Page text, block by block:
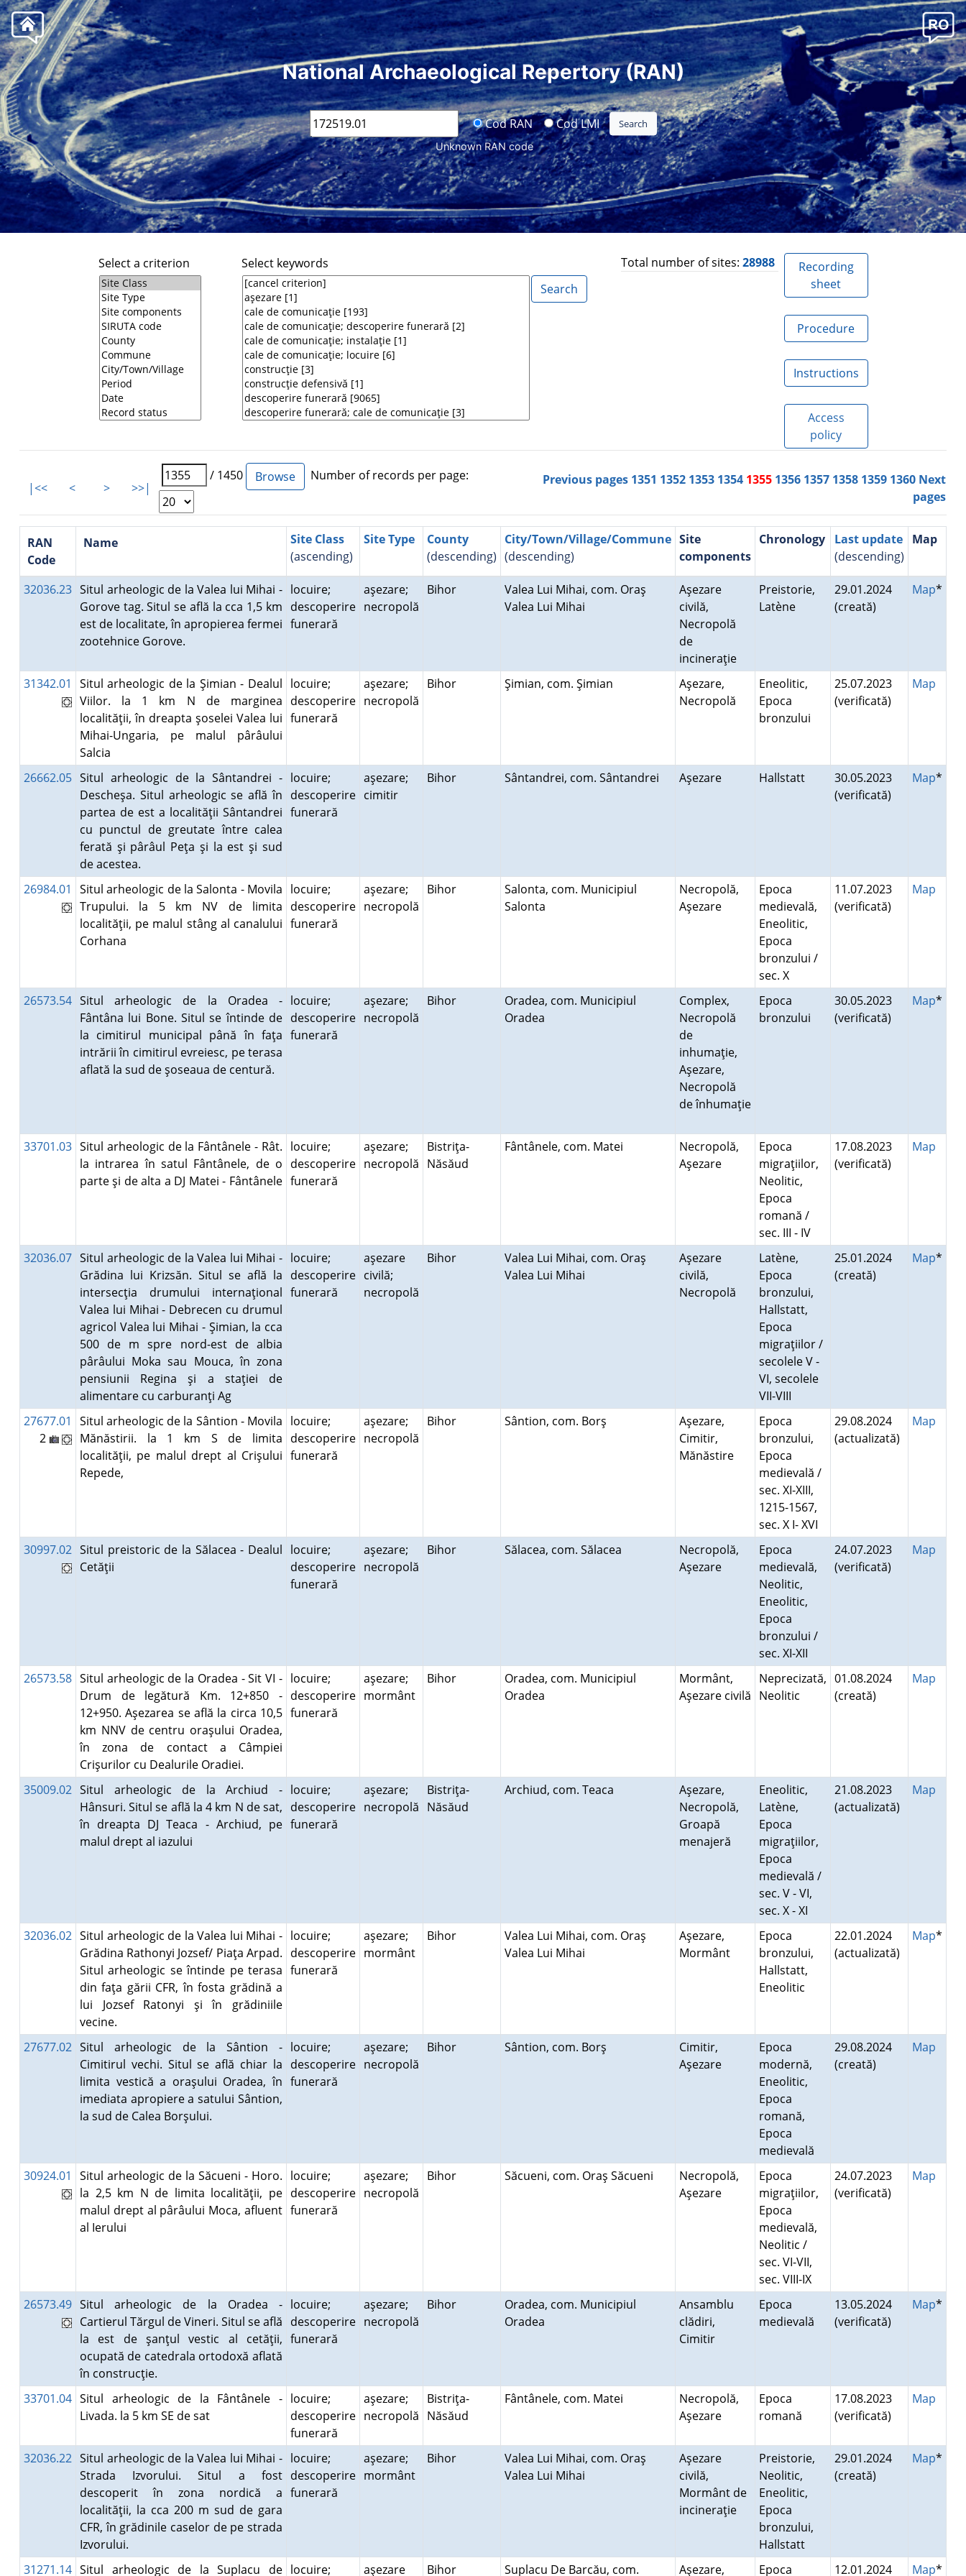
National Archaeological Repertory (RAN)
Cod RAN Cod LMI
Unknown RAN code
Select a criterion Select keywords Total number of sites: 28988
Recording
sheet
Procedure
Instructions
Access
policy
|<< < > >>|
/ 1450 Number of records per page: Previous pages 1351 1352 1353 1354 1355 1356 1357 1358 1359 1360 Next
pages
RAN
Code
Name
Site Class
(ascending)
Site Type
County
(descending)
City/Town/Village/Commune
(descending)
Site
components
Chronology
Last update
(descending)
Map
32036.23 Situl arheologic de la Valea lui Mihai -
Gorove tag. Situl se află la cca 1,5 km
est de localitate, în apropierea fermei
zootehnice Gorove.
locuire;
descoperire
funerară
aşezare;
necropolă
Bihor
Valea Lui Mihai, com. Oraş
Valea Lui Mihai
Aşezare
civilă,
Necropolă
de
incineraţie
Preistorie,
Latène
29.01.2024
(creată)
Map*
31342.01
Situl arheologic de la Şimian - Dealul
Viilor. la 1 km N de marginea
localităţii, în dreapta şoselei Valea lui
Mihai-Ungaria, pe malul pârâului
Salcia
locuire;
descoperire
funerară
aşezare;
necropolă
Bihor Şimian, com. Şimian
Aşezare,
Necropolă
Eneolitic,
Epoca
bronzului
25.07.2023
(verificată)
Map
26662.05 Situl arheologic de la Sântandrei -
Descheşa. Situl arheologic se află în
partea de est a localităţii Sântandrei
cu punctul de greutate între calea
ferată şi pârâul Peţa şi la est şi sud
de acestea.
locuire;
descoperire
funerară
aşezare;
cimitir
Bihor Sântandrei, com. Sântandrei Aşezare Hallstatt
30.05.2023
(verificată)
Map*
26984.01
Situl arheologic de la Salonta - Movila
Trupului. la 5 km NV de limita
localităţii, pe malul stâng al canalului
Corhana
locuire;
descoperire
funerară
aşezare;
necropolă
Bihor
Salonta, com. Municipiul
Salonta
Necropolă,
Aşezare
Epoca
medievală,
Eneolitic,
Epoca
bronzului /
sec. X
11.07.2023
(verificată)
Map
26573.54 Situl arheologic de la Oradea -
Fântâna lui Bone. Situl se întinde de
la cimitirul municipal până în faţa
intrării în cimitirul evreiesc, pe terasa
aflată la sud de şoseaua de centură.
locuire;
descoperire
funerară
aşezare;
necropolă
Bihor
Oradea, com. Municipiul
Oradea
Complex,
Necropolă
de
inhumaţie,
Aşezare,
Necropolă
de înhumaţie
Epoca
bronzului
30.05.2023
(verificată)
Map*
33701.03 Situl arheologic de la Fântânele - Rât.
la intrarea în satul Fântânele, de o
parte şi de alta a DJ Matei - Fântânele
locuire;
descoperire
funerară
aşezare;
necropolă
Bistriţa-
Năsăud
Fântânele, com. Matei
Necropolă,
Aşezare
Epoca
migraţiilor,
Neolitic,
Epoca
romană /
sec. III - IV
17.08.2023
(verificată)
Map
32036.07 Situl arheologic de la Valea lui Mihai -
Grădina lui Krizsăn. Situl se află la
intersecţia drumului internaţional
Valea lui Mihai - Debrecen cu drumul
agricol Valea lui Mihai - Şimian, la cca
500 de m spre nord-est de albia
pârâului Moka sau Mouca, în zona
pensiunii Regina şi a staţiei de
alimentare cu carburanţi Ag
locuire;
descoperire
funerară
aşezare
civilă;
necropolă
Bihor
Valea Lui Mihai, com. Oraş
Valea Lui Mihai
Aşezare
civilă,
Necropolă
Latène,
Epoca
bronzului,
Hallstatt,
Epoca
migraţiilor /
secolele V -
VI, secolele
VII-VIII
25.01.2024
(creată)
Map*
27677.01
2
Situl arheologic de la Sântion - Movila
Mănăstirii. la 1 km S de limita
localităţii, pe malul drept al Crişului
Repede,
locuire;
descoperire
funerară
aşezare;
necropolă
Bihor Sântion, com. Borş
Aşezare,
Cimitir,
Mănăstire
Epoca
bronzului,
Epoca
medievală /
sec. XI-XIII,
1215-1567,
sec. X I- XVI
29.08.2024
(actualizată)
Map
30997.02 Situl preistoric de la Sălacea - Dealul
Cetăţii
locuire;
descoperire
funerară
aşezare;
necropolă
Bihor Sălacea, com. Sălacea
Necropolă,
Aşezare
Epoca
medievală,
Neolitic,
Eneolitic,
Epoca
bronzului /
sec. XI-XII
24.07.2023
(verificată)
Map
26573.58 Situl arheologic de la Oradea - Sit VI -
Drum de legătură Km. 12+850 -
12+950. Aşezarea se află la circa 10,5
km NNV de centru oraşului Oradea,
în zona de contact a Câmpiei
Crişurilor cu Dealurile Oradiei.
locuire;
descoperire
funerară
aşezare;
mormânt
Bihor
Oradea, com. Municipiul
Oradea
Mormânt,
Aşezare civilă
Neprecizată,
Neolitic
01.08.2024
(creată)
Map
35009.02 Situl arheologic de la Archiud -
Hânsuri. Situl se află la 4 km N de sat,
în dreapta DJ Teaca - Archiud, pe
malul drept al iazului
locuire;
descoperire
funerară
aşezare;
necropolă
Bistriţa-
Năsăud
Archiud, com. Teaca
Aşezare,
Necropolă,
Groapă
menajeră
Eneolitic,
Latène,
Epoca
migraţiilor,
Epoca
medievală /
sec. V - VI,
sec. X - XI
21.08.2023
(actualizată)
Map
32036.02 Situl arheologic de la Valea lui Mihai -
Grădina Rathonyi Jozsef/ Piaţa Arpad.
Situl arheologic se întinde pe terasa
din faţa gării CFR, în fosta grădină a
lui Jozsef Ratonyi şi în grădiniile
vecine.
locuire;
descoperire
funerară
aşezare;
mormânt
Bihor
Valea Lui Mihai, com. Oraş
Valea Lui Mihai
Aşezare,
Mormânt
Epoca
bronzului,
Hallstatt,
Eneolitic
22.01.2024
(actualizată)
Map*
27677.02 Situl arheologic de la Sântion -
Cimitirul vechi. Situl se află chiar la
limita vestică a oraşului Oradea, în
imediata apropiere a satului Sântion,
la sud de Calea Borşului.
locuire;
descoperire
funerară
aşezare;
necropolă
Bihor Sântion, com. Borş
Cimitir,
Aşezare
Epoca
modernă,
Eneolitic,
Epoca
romană,
Epoca
medievală
29.08.2024
(creată)
Map
30924.01
Situl arheologic de la Săcueni - Horo.
la 2,5 km N de limita localităţii, pe
malul drept al pârâului Moca, afluent
al Ierului
locuire;
descoperire
funerară
aşezare;
necropolă
Bihor Săcueni, com. Oraş Săcueni
Necropolă,
Aşezare
Epoca
migraţiilor,
Epoca
medievală,
Neolitic /
sec. VI-VII,
sec. VIII-IX
24.07.2023
(verificată)
Map
26573.49 Situl arheologic de la Oradea -
Cartierul Tărgul de Vineri. Situl se află
la est de şanţul vestic al cetăţii,
ocupată de catedrala ortodoxă aflată
în construcţie.
locuire;
descoperire
funerară
aşezare;
necropolă
Bihor
Oradea, com. Municipiul
Oradea
Ansamblu
clădiri,
Cimitir
Epoca
medievală
13.05.2024
(verificată)
Map*
33701.04 Situl arheologic de la Fântânele -
Livada. la 5 km SE de sat
locuire;
descoperire
funerară
aşezare;
necropolă
Bistriţa-
Năsăud
Fântânele, com. Matei
Necropolă,
Aşezare
Epoca
romană
17.08.2023
(verificată)
Map
32036.22 Situl arheologic de la Valea lui Mihai -
Strada Izvorului. Situl a fost
descoperit în zona nordică a
localităţii, la cca 200 m sud de gara
CFR, în grădinile caselor de pe strada
Izvorului.
locuire;
descoperire
funerară
aşezare;
mormânt
Bihor
Valea Lui Mihai, com. Oraş
Valea Lui Mihai
Aşezare
civilă,
Mormânt de
incineraţie
Preistorie,
Neolitic,
Eneolitic,
Epoca
bronzului,
Hallstatt
29.01.2024
(creată)
Map*
31271.14 Situl arheologic de la Suplacu de locuire; aşezare Bihor Suplacu De Barcău, com. Aşezare, Epoca 12.01.2024 Map*